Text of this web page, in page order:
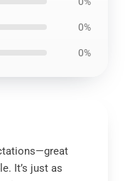
0%
0%
It’s just as